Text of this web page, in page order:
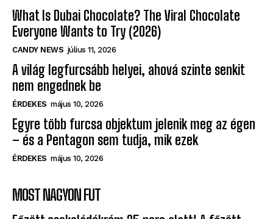
What Is Dubai Chocolate? The Viral Chocolate
Everyone Wants to Try (2026)
CANDY NEWS július 11, 2026
A világ legfurcsább helyei, ahová szinte senkit
nem engednek be
ÉRDEKES május 10, 2026
Egyre több furcsa objektum jelenik meg az égen
– és a Pentagon sem tudja, mik ezek
ÉRDEKES május 10, 2026
MOST NAGYON FUT